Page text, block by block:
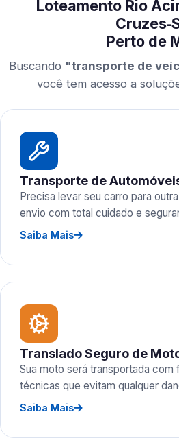
Loteamento Rio
Perto de
Buscando "transporte de
você tem acesso a
Transporte de
Precisa levar seu carro para
envio com total cuidado e
Saiba Mais
Translado Seguro de
Sua moto será transportada
técnicas que evitam qualquer
Saiba Mais